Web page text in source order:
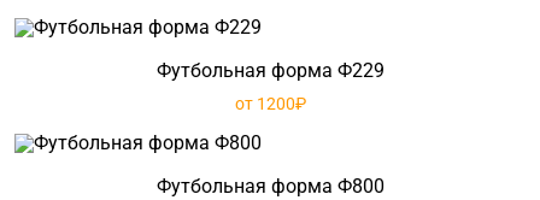
Футбольная форма Ф229
от 1200₽
Футбольная форма Ф800